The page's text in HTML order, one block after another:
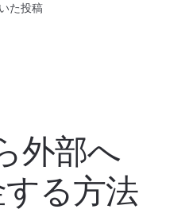
た投稿
外部へ
する方法